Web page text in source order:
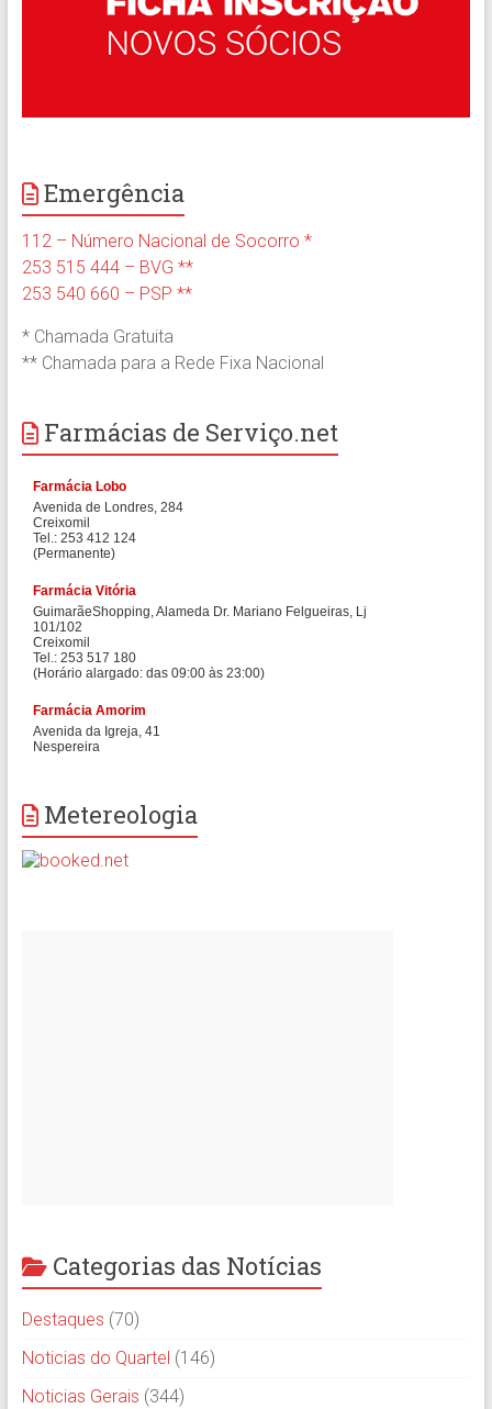
Emergência
112 – Número Nacional de Socorro *
253 515 444 – BVG **
253 540 660 – PSP **
* Chamada Gratuita
** Chamada para a Rede Fixa Nacional
Farmácias de Serviço.net
Metereologia
Categorias das Notícias
Destaques (70)
Noticias do Quartel (146)
Noticias Gerais (344)